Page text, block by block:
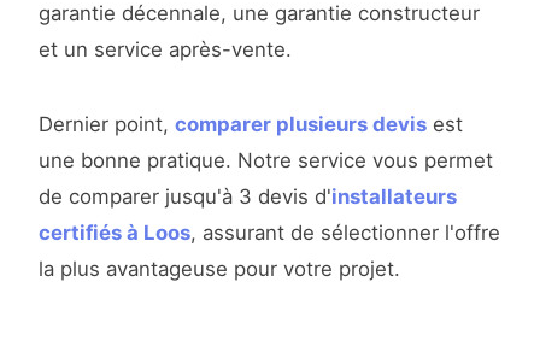
garantie décennale, une garantie constructeur
et un service après-vente.
Dernier point, comparer plusieurs devis est
une bonne pratique. Notre service vous permet
de comparer jusqu'à 3 devis d'installateurs
certifiés à Loos, assurant de sélectionner l'offre
la plus avantageuse pour votre projet.